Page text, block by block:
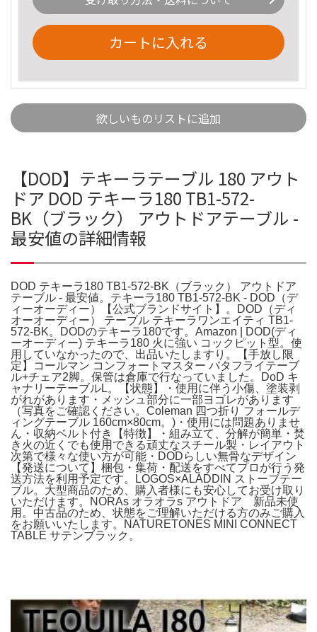
カートに入れる
欲しいものリストに追加
【DOD】テキーラテーブル 180 アウト
ドア DOD テキーラ180 TB1-572-
BK（ブラック） アウトドアテーブル -
最安値の詳細情報
DOD テキーラ180 TB1-572-BK（ブラック） アウトドア
テーブル - 最安値。テキーラ180 TB1-572-BK - DOD（デ
ィーオーディー）【公式ブランドサイト】。DOD（ディ
オーオーディー） テーブル テキーラワンエイティ TB1-
572-BK。DODのテキーラ180です。Amazon | DOD(ディ
ーオーディー) テキーラ180 火に強い コックピット型。使
用していなかったので、出品いたしますり。【手放し限
定】コールマン コンフォートマスター バタフライテーブ
ル+チェア2脚。保管は倉庫で行なっていました。DoD キ
ャナリーテーブルL。【状態】・使用に伴う小傷、塗装剥
がれがあります・メッシュ部分に一部ヨゴレがあります
（写真をご確認ください。Coleman 四つ折り フォールデ
ィングテーブル 160cm×80cm。)・使用には問題ありませ
ん・収納ベルト付き【特徴】・組み立て、分解が簡単・焚
き火の近くでも使用できる頑丈なスチール製・レイアウト
次第で様々な使い方が可能・DODらしい無骨なデザイン
【発送について】梱包・集荷・配送をすべてプロが行う発
送方法を利用予定です。LOGOS×ALADDIN ストーブテー
ブル。大型商品のため、購入者様にも安心してお受け取り
いただけます。NORAs オラオラs アウトドア 新品未使
用。中古品のため、状態をご理解いただける方のみご購入
をお願いいたします。NATURETONES MINI CONNECT
TABLE サテンブラック。